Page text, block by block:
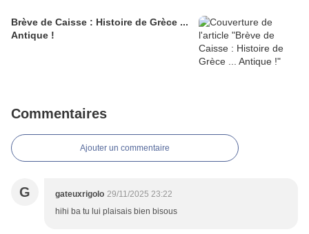
Brève de Caisse : Histoire de Grèce ...
Antique !
Commentaires
Ajouter un commentaire
G gateuxrigolo 29/11/2025 23:22
hihi ba tu lui plaisais bien bisous